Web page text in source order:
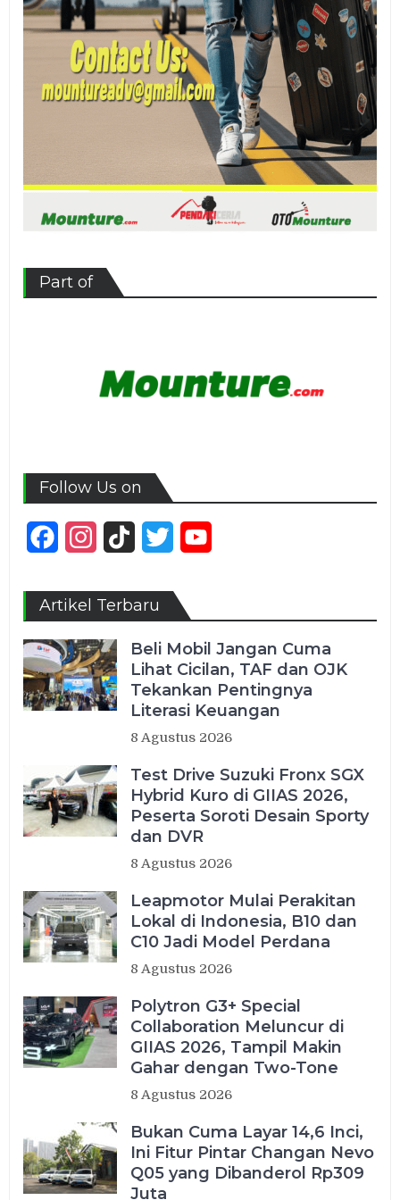
Part of
Follow Us on
FacebookInstagram
TikTok Twitter
Artikel Terbaru
Beli Mobil Jangan Cuma
Lihat Cicilan, TAF dan OJK
Tekankan Pentingnya
Literasi Keuangan
8 Agustus 2026
Test Drive Suzuki Fronx SGX
Hybrid Kuro di GIIAS 2026,
Peserta Soroti Desain Sporty
dan DVR
8 Agustus 2026
Leapmotor Mulai Perakitan
Lokal di Indonesia, B10 dan
C10 Jadi Model Perdana
8 Agustus 2026
Polytron G3+ Special
Collaboration Meluncur di
GIIAS 2026, Tampil Makin
Gahar dengan Two-Tone
8 Agustus 2026
Bukan Cuma Layar 14,6 Inci,
Ini Fitur Pintar Changan Nevo
Q05 yang Dibanderol Rp309
Juta